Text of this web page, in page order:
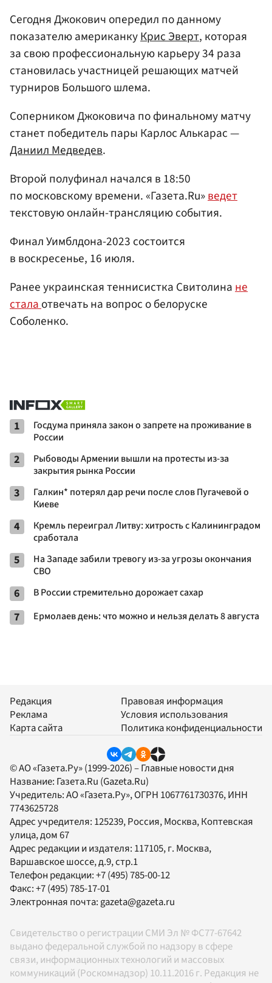
Сегодня Джокович опередил по данному
показателю американкуКрис Эверт, которая
за свою профессиональную карьеру 34 раза
становилась участницей решающих матчей
турниров Большого шлема.
Соперником Джоковича по финальному матчу
станет победитель пары Карлос Алькарас —
Даниил Медведев.
Второй полуфинал начался в 18:50
по московскому времени. «Газета.Ru»ведет
текстовую онлайн-трансляцию события.
Финал Уимблдона-2023 состоится
в воскресенье, 16 июля.
Ранее украинская теннисистка Свитолинане
сталаотвечать на вопрос о белоруске
Соболенко.
1
Госдума приняла закон о запрете на проживание в
России
2
Рыбоводы Армении вышли на протесты из-за
закрытия рынка России
3
Галкин* потерял дар речи после слов Пугачевой о
Киеве
4
Кремль переиграл Литву: хитрость с Калининградом
сработала
5
На Западе забили тревогу из-за угрозы окончания
СВО
6 В России стремительно дорожает сахар
7 Ермолаев день: что можно и нельзя делать 8 августа
Редакция
Реклама
Карта сайта
Правовая информация
Условия использования
Политика конфиденциальности
© АО «Газета.Ру» (1999-2026) – Главные новости дня
Название: Газета.Ru (Gazeta.Ru)
Учредитель:АО «Газета.Ру», ОГРН 1067761730376, ИНН
7743625728
Адрес учредителя: 125239, Россия, Москва, Коптевская
улица, дом 67
Адрес редакции и издателя: 117105, г. Москва,
Варшавское шоссе, д.9, стр.1
Телефон редакции:+7 (495) 785-00-12
Факс:+7 (495) 785-17-01
Электронная почта: gazeta@gazeta.ru
Свидетельство о регистрации СМИ Эл № ФС77-67642
выдано федеральной службой по надзору в сфере
связи, информационных технологий и массовых
коммуникаций (Роскомнадзор) 10.11.2016 г. Редакция не